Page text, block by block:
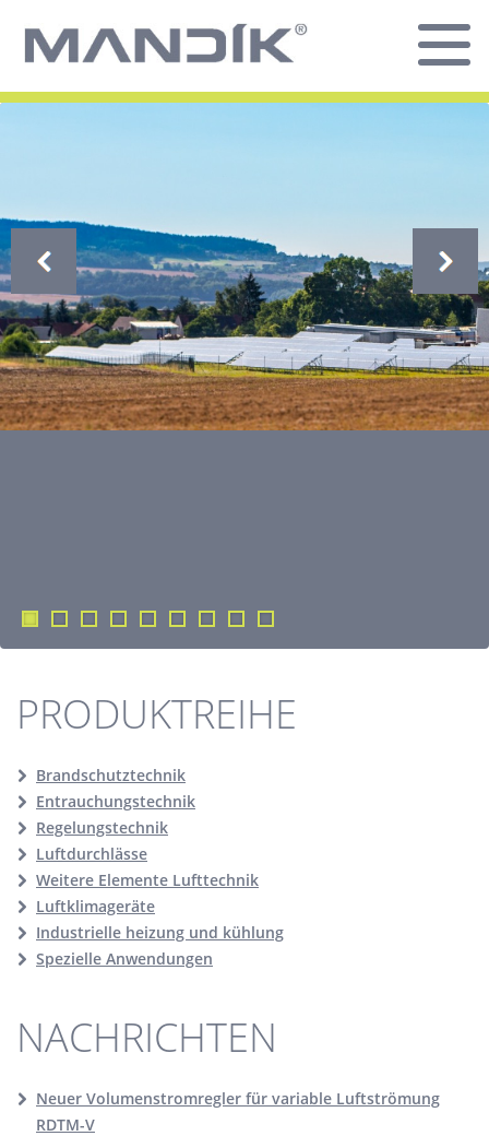
PRODUKTREIHE
Brandschutztechnik
Entrauchungstechnik
Regelungstechnik
Luftdurchlässe
Weitere Elemente Lufttechnik
Luftklimageräte
Industrielle heizung und kühlung
Spezielle Anwendungen
NACHRICHTEN
Neuer Volumenstromregler für variable Luftströmung
RDTM-V